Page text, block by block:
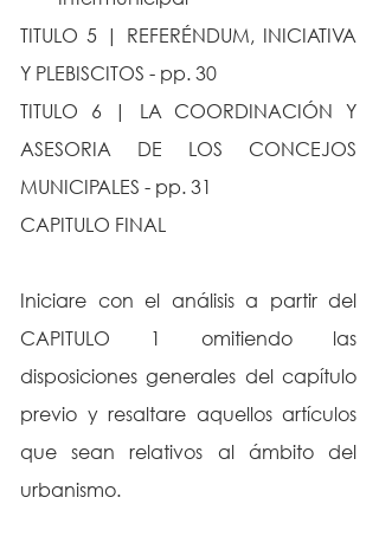
TITULO 5 | REFERÉNDUM, INICIATIVA
Y PLEBISCITOS - pp. 30
TITULO 6 | LA COORDINACIÓN Y
ASESORIA DE LOS CONCEJOS
MUNICIPALES - pp. 31
CAPITULO FINAL
Iniciare con el análisis a partir del
CAPITULO 1 omitiendo las
disposiciones generales del capítulo
previo y resaltare aquellos artículos
que sean relativos al ámbito del
urbanismo.